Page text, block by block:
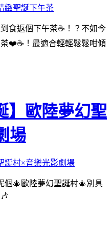
食返個下午茶☕️！？不如今
❤️☕️！最適合輕輕鬆鬆咁傾
】歐陸夢幻聖
場
個🎄歐陸夢幻聖誕村🎄別具